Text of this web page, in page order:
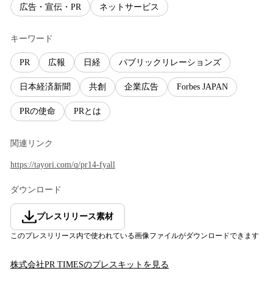
広告・宣伝・PR ネットサービス
キーワード
PR 広報 日経 パブリックリレーションズ
日本経済新聞 共創 企業広告 Forbes JAPAN
PRの使命 PRとは
関連リンク
https://tayori.com/q/pr14-fyall
ダウンロード
プレスリリース素材
このプレスリリース内で使われている画像ファイルがダウンロードできます
株式会社PR TIMESのプレスキットを見る